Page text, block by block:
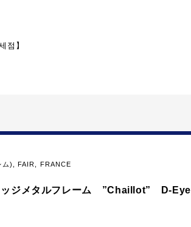
점】
ム) ,FAIR FRANCE
ジメタルフレーム ”Chaillot” D-Eye